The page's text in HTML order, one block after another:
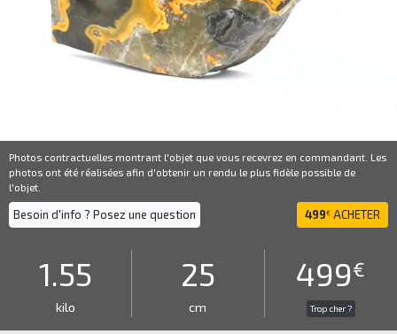
Photos contractuelles montrant l'objet que vous recevrez en commandant. Les
photos ont été réalisées afin d'obtenir un rendu le plus fidèle possible de
l'objet.
Besoin d'info ? Posez une question 499€ ACHETER
1.55
kilo
25
cm
499€
Trop cher ?